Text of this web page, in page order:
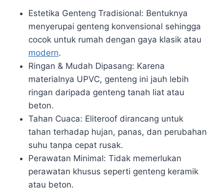
Estetika Genteng Tradisional: Bentuknya
menyerupai genteng konvensional sehingga
cocok untuk rumah dengan gaya klasik atau
modern.
Ringan & Mudah Dipasang: Karena
materialnya UPVC, genteng ini jauh lebih
ringan daripada genteng tanah liat atau
beton.
Tahan Cuaca: Eliteroof dirancang untuk
tahan terhadap hujan, panas, dan perubahan
suhu tanpa cepat rusak.
Perawatan Minimal: Tidak memerlukan
perawatan khusus seperti genteng keramik
atau beton.